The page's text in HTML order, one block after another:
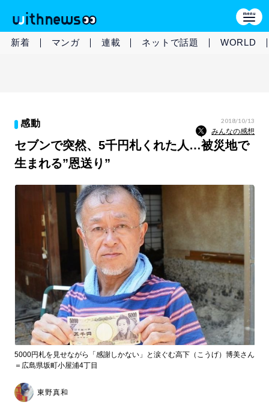
新着 マンガ 連載 ネットで話題 WORLD
感動 2018/10/13
みんなの感想
セブンで突然、5千円札くれた人…被災地で
生まれる”恩送り”
5000円札を見せながら「感謝しかない」と涙ぐむ高下（こうげ）博美さん
＝広島県坂町小屋浦4丁目
東野真和